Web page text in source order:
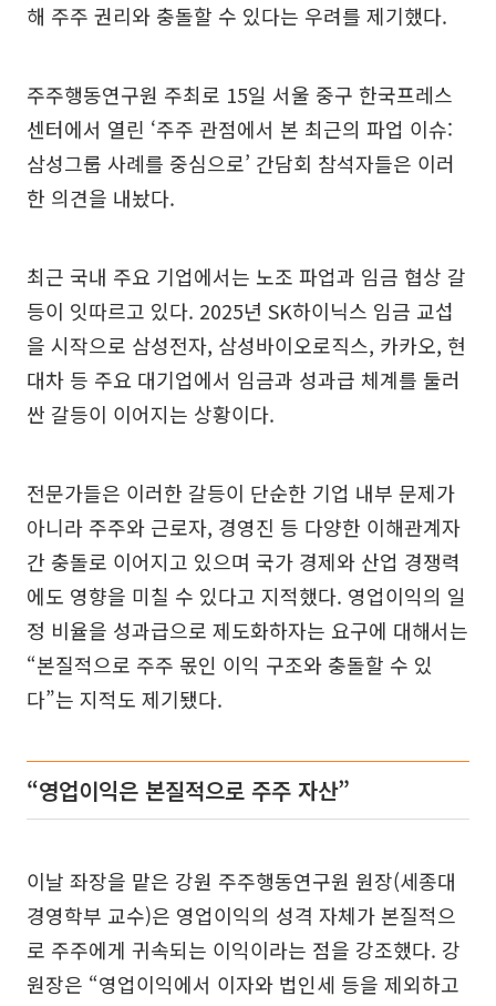
해 주주 권리와 충돌할 수 있다는 우려를 제기했다.
주주행동연구원 주최로 15일 서울 중구 한국프레스
센터에서 열린 ‘주주 관점에서 본 최근의 파업 이슈:
삼성그룹 사례를 중심으로’ 간담회 참석자들은 이러
한 의견을 내놨다.
최근 국내 주요 기업에서는 노조 파업과 임금 협상 갈
등이 잇따르고 있다. 2025년 SK하이닉스 임금 교섭
을 시작으로 삼성전자, 삼성바이오로직스, 카카오, 현
대차 등 주요 대기업에서 임금과 성과급 체계를 둘러
싼 갈등이 이어지는 상황이다.
전문가들은 이러한 갈등이 단순한 기업 내부 문제가
아니라 주주와 근로자, 경영진 등 다양한 이해관계자
간 충돌로 이어지고 있으며 국가 경제와 산업 경쟁력
에도 영향을 미칠 수 있다고 지적했다. 영업이익의 일
정 비율을 성과급으로 제도화하자는 요구에 대해서는
“본질적으로 주주 몫인 이익 구조와 충돌할 수 있
다”는 지적도 제기됐다.
“영업이익은 본질적으로 주주 자산”
이날 좌장을 맡은 강원 주주행동연구원 원장(세종대
경영학부 교수)은 영업이익의 성격 자체가 본질적으
로 주주에게 귀속되는 이익이라는 점을 강조했다. 강
원장은 “영업이익에서 이자와 법인세 등을 제외하고